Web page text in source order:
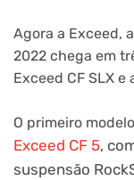
Agora a Exceed,
2022 chega em
Exceed CF SLX e
O primeiro
Exceed CF 5,
suspensão